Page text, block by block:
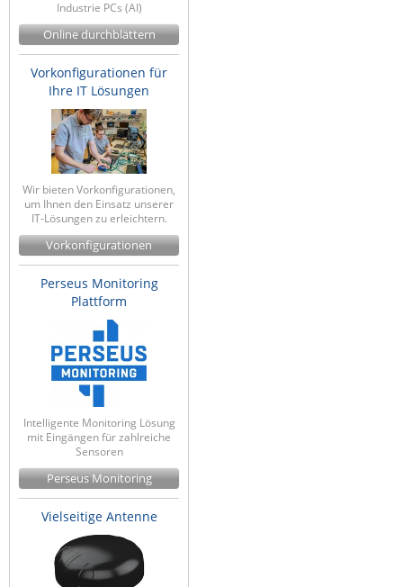
IEC Lock
Ihse
Kerlink
Kramer Electronics
KVM TEC
Legrand
LigoWave
Milesight
Moxa
Netio
Panorama Antennas
Power Kingdom
Poynting
Raritan
Riello UPS
Server Technology
Siretta
SIRIO Antenne
Sunbird
Industrie PCs (AI)
Online durchblättern
Vorkonfigurationen für
Ihre IT Lösungen
Wir bieten Vorkonfigurationen,
um Ihnen den Einsatz unserer
IT-Lösungen zu erleichtern.
Vorkonfigurationen
Perseus Monitoring
Plattform
Intelligente Monitoring Lösung
mit Eingängen für zahlreiche
Sensoren
Perseus Monitoring
Vielseitige Antenne